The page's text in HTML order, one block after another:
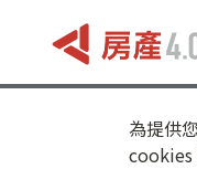
為提供
cookies